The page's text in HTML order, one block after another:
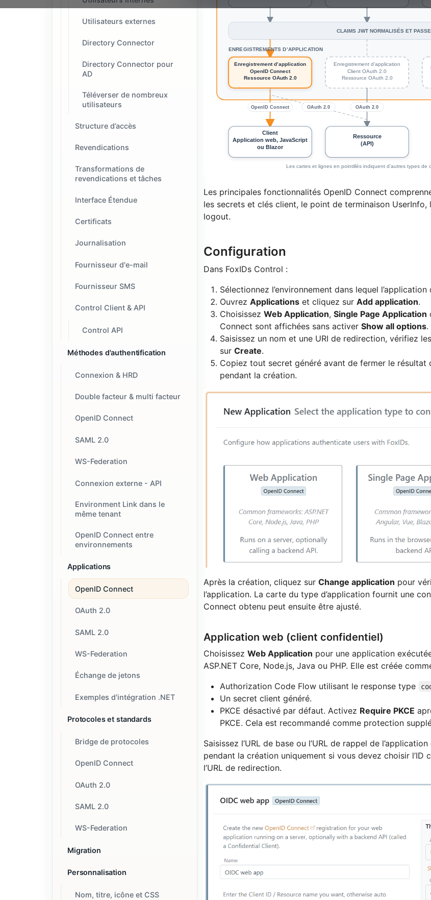
Utilisateurs externes
Directory Connector
Directory Connector pour
AD
Téléverser de nombreux
utilisateurs
Structure d’accès
Revendications
Transformations de
revendications et tâches
Interface Étendue
Certificats
Journalisation
Fournisseur d'e-mail
Fournisseur SMS
Control Client & API
Control API
Méthodes d'authentification
Connexion & HRD
Double facteur & multi facteur
OpenID Connect
SAML 2.0
WS-Federation
Connexion externe - API
Environment Link dans le
même tenant
OpenID Connect entre
environnements
Applications
OpenID Connect
OAuth 2.0
SAML 2.0
WS-Federation
Échange de jetons
Exemples d'intégration .NET
Protocoles et standards
Bridge de protocoles
OpenID Connect
OAuth 2.0
SAML 2.0
WS-Federation
Migration
Personnalisation
Nom, titre, icône et CSS
Les principales fonctionnalités OpenID Connect
les secrets et clés client, le point de terminaison
logout.
Configuration
Dans FoxIDs Control :
Sélectionnez l’environnement dans lequel
Ouvrez Applications et cliquez sur Add application.
Choisissez Web Application, Single Page Application
Connect sont affichées sans activer Show all options.
Saisissez un nom et une URI de redirection, vérifiez
sur Create.
Copiez tout secret généré avant de fermer le résultat
pendant la création.
Après la création, cliquez sur Change application pour
l’application. La carte du type d’application fournit une
Connect obtenu peut ensuite être ajusté.
Application web (client confidentiel)
Choisissez Web Application pour une application
ASP.NET Core, Node.js, Java ou PHP. Elle est créée
Authorization Code Flow utilisant le response type
Un secret client généré.
PKCE désactivé par défaut. Activez Require PKCE
PKCE. Cela est recommandé comme protection
Saisissez l’URL de base ou l’URL de rappel de l’application
pendant la création uniquement si vous devez choisir
l’URL de redirection.